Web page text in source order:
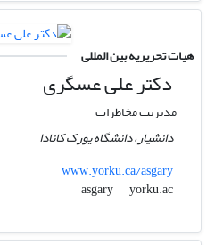
هیات تحریریه بین المللی
دکتر علی عسگری
مدیریت مخاطرات
دانشیار، دانشگاه یورک کانادا
www.yorku.ca/asgary
asgary
yorku.ac